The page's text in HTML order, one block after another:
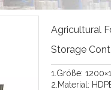
Agricultural
Storage
1.Größe:
2.Material: